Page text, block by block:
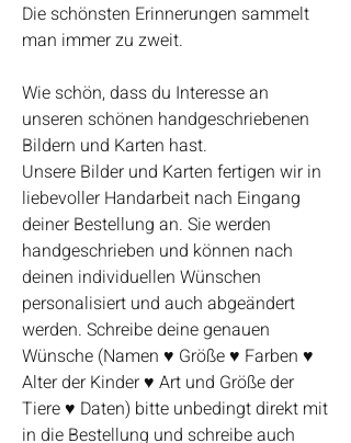
Die schönsten Erinnerungen sammelt
man immer zu zweit.
Wie schön, dass du Interesse an
unseren schönen handgeschriebenen
Bildern und Karten hast.
Unsere Bilder und Karten fertigen wir in
liebevoller Handarbeit nach Eingang
deiner Bestellung an. Sie werden
handgeschrieben und können nach
deinen individuellen Wünschen
personalisiert und auch abgeändert
werden. Schreibe deine genauen
Wünsche (Namen ♥ Größe ♥ Farben ♥
Alter der Kinder ♥ Art und Größe der
Tiere ♥ Daten) bitte unbedingt direkt mit
in die Bestellung und schreibe auch